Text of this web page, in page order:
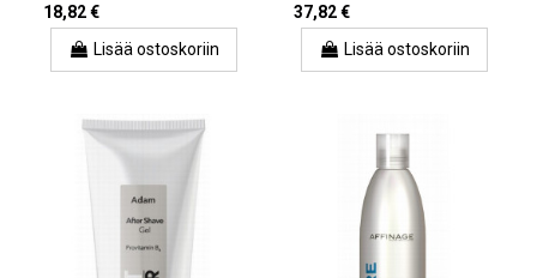
18,82 €
Lisää ostoskoriin
37,82 €
Lisää ostoskoriin